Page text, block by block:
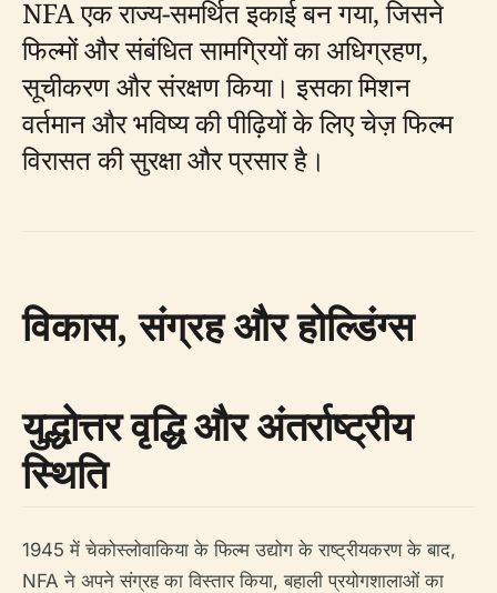
NFA एक राज्य-समर्थित इकाई बन गया, जिसने
फिल्मों और संबंधित सामग्रियों का अधिग्रहण,
सूचीकरण और संरक्षण किया। इसका मिशन
वर्तमान और भविष्य की पीढ़ियों के लिए चेज़ फिल्म
विरासत की सुरक्षा और प्रसार है।
विकास, संग्रह और होल्डिंग्स
युद्धोत्तर वृद्धि और अंतर्राष्ट्रीय
स्थिति
1945 में चेकोस्लोवाकिया के फिल्म उद्योग के राष्ट्रीयकरण के बाद,
NFA ने अपने संग्रह का विस्तार किया, बहाली प्रयोगशालाओं का